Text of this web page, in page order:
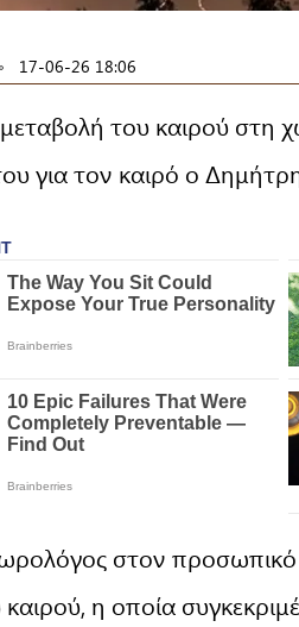
17-06-26 18:06
του καιρού στη
για τον καιρό ο
στον προσωπικό
η οποία